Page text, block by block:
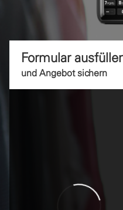
Formular
und Angebot sichern